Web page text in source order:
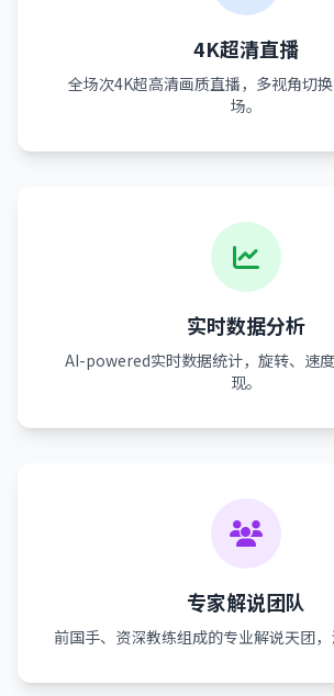
4K超清直播
全场次4K超高清画质直播，多视角切
场。
实时数据分析
AI-powered实时数据统计，旋转、速
现。
专家解说团队
前国手、资深教练组成的专业解说天团，